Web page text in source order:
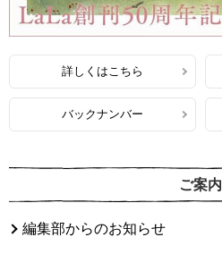
詳しくはこちら
バックナンバー
ご案内
編集部からのお知らせ